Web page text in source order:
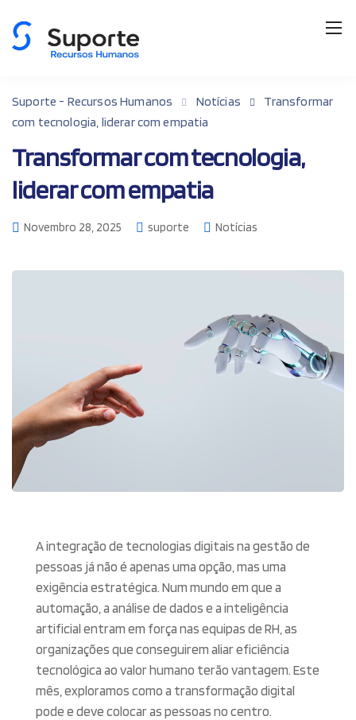
Suporte - Recursos Humanos Notícias
Transformar
com tecnologia, liderar com empatia
Transformar com tecnologia,
liderar com empatia
Novembro 28, 2025 suporte Notícias
A integração de tecnologias digitais na gestão de
pessoas já não é apenas uma opção, mas uma
exigência estratégica. Num mundo em que a
automação, a análise de dados e a inteligência
artificial entram em força nas equipas de RH, as
organizações que conseguirem aliar eficiência
tecnológica ao valor humano terão vantagem. Este
mês, exploramos como a transformação digital
pode e deve colocar as pessoas no centro.